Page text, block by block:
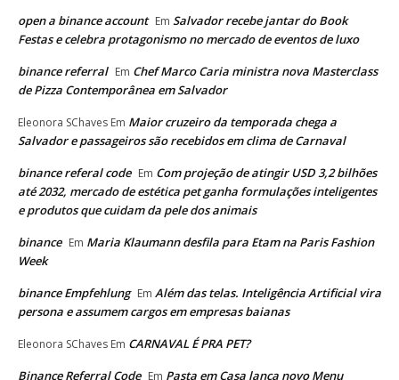
open a binance account Em Salvador recebe jantar do Book
Festas e celebra protagonismo no mercado de eventos de luxo
binance referral Em Chef Marco Caria ministra nova Masterclass
de Pizza Contemporânea em Salvador
Eleonora SChaves Em Maior cruzeiro da temporada chega a
Salvador e passageiros são recebidos em clima de Carnaval
binance referal code Em Com projeção de atingir USD 3,2 bilhões
até 2032, mercado de estética pet ganha formulações inteligentes
e produtos que cuidam da pele dos animais
binance Em Maria Klaumann desfila para Etam na Paris Fashion
Week
binance Empfehlung Em Além das telas. Inteligência Artificial vira
persona e assumem cargos em empresas baianas
Eleonora SChaves Em CARNAVAL É PRA PET?
Binance Referral Code Em Pasta em Casa lança novo Menu